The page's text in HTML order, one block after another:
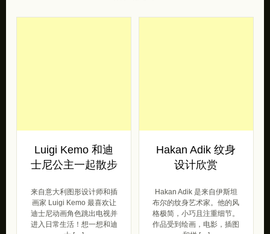
Luigi Kemo 和迪
士尼公主一起散步
来自意大利图形设计师和插
画家 Luigi Kemo 最喜欢让
迪士尼动画角色跳出电视并
进入日常生活！想一想和迪
Hakan Adik 纹身
设计欣赏
Hakan Adik 是来自伊斯坦
布尔的纹身艺术家。他的风
格极简，小巧且注重细节。
作品受到绘画，电影，插图